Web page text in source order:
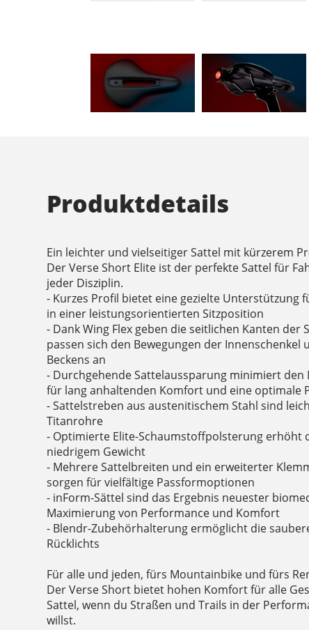
Produktdetails
Ein leichter und vielseitiger Sattel mit kürzerem
Der Verse Short Elite ist der perfekte Sattel für
jeder Disziplin.
- Kurzes Profil bietet eine gezielte Unterstützung
in einer leistungsorientierten Sitzposition
- Dank Wing Flex geben die seitlichen Kanten der
passen sich den Bewegungen der Innenschenkel
Beckens an
- Durchgehende Sattelaussparung minimiert den
für lang anhaltenden Komfort und eine optimale
- Sattelstreben aus austenitischem Stahl sind
Titanrohre
- Optimierte Elite-Schaumstoffpolsterung erhöht
niedrigem Gewicht
- Mehrere Sattelbreiten und ein erweiterter
sorgen für vielfältige Passformoptionen
- inForm-Sättel sind das Ergebnis neuester
Maximierung von Performance und Komfort
- Blendr-Zubehörhalterung ermöglicht die
Rücklichts
Für alle und jeden, fürs Mountainbike und fürs
Der Verse Short bietet hohen Komfort für alle
Sattel, wenn du Straßen und Trails in der
willst.